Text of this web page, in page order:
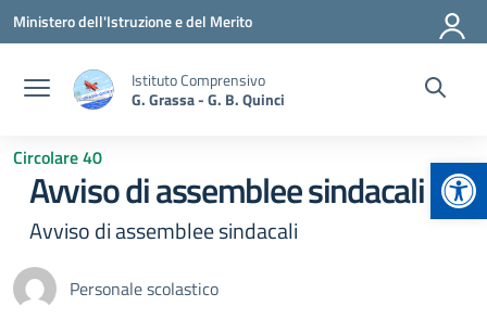
Vai ai contenuti
Vai al menu di navigazione
Vai al footer
Ministero dell'Istruzione e del Merito
Istituto Comprensivo
G. Grassa - G. B. Quinci
Circolare 40
Avviso di assemblee sindacali
Avviso di assemblee sindacali
Personale scolastico